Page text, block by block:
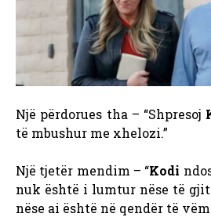
Një përdorues tha – “Shpresoj
të mbushur me xhelozi.”
Një tjetër mendim – “Kodi
nuk është i lumtur nëse të
nëse ai është në qendër të